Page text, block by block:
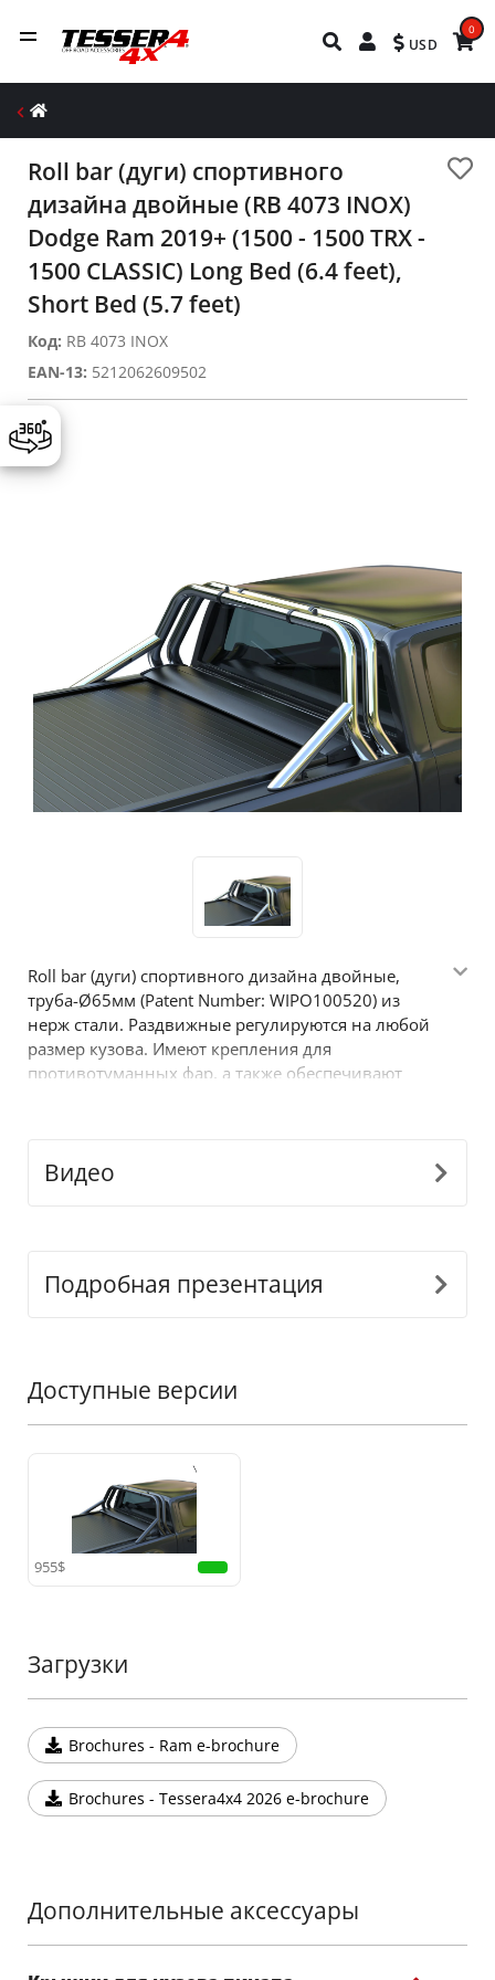
USD
0
Roll bar (дуги) спортивного
дизайна двойные (RB 4073 INOX)
Dodge Ram 2019+ (1500 - 1500 TRX -
1500 CLASSIC) Long Bed (6.4 feet),
Short Bed (5.7 feet)
Код: RB 4073 INOX
EAN-13: 5212062609502
Roll bar (дуги) спортивного дизайна двойные,
труба-Ø65мм (Patent Number: WIPO100520) из
нерж стали. Раздвижные регулируются на любой
размер кузова. Имеют крепления для
противотуманных фар, а также обеспечивают
внедорожных аксессуаров от Tessera4x4.
Видео
Подробная презентация
Доступные версии
955$
Загрузки
Brochures - Ram e-brochure
Brochures - Tessera4x4 2026 e-brochure
Дополнительные аксессуары